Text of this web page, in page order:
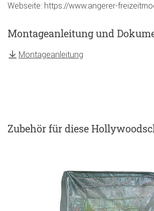
Webseite: https://www.angerer-
Montageanleitung und
Montageanleitung
Zubehörfür diese